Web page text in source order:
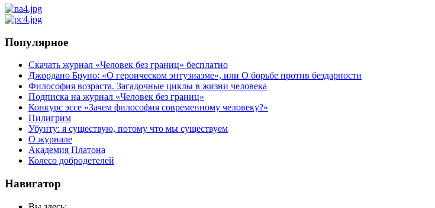
Популярное
Скачать журнал «Человек без границ» бесплатно
Джордано Бруно: «О героическом энтузиазме», или О борьбе против бездарности
Философия возраста. Загадочные циклы в жизни человека
Подписка на журнал «Человек без границ»
Конкурс эссе «Зачем философия современному человеку?»
Пилигрим
Убунту: я существую, потому что мы существуем
О журнале
Академия Платона
Колесо добродетелей
Навигатор